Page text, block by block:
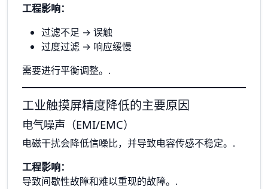
工程影响：
过滤不足 → 误触
过度过滤 → 响应缓慢
需要进行平衡调整。.
工业触摸屏精度降低的主要原因
电气噪声（EMI/EMC）
电磁干扰会降低信噪比，并导致电容传感不稳定。.
工程影响：
导致间歇性故障和难以重现的故障。.